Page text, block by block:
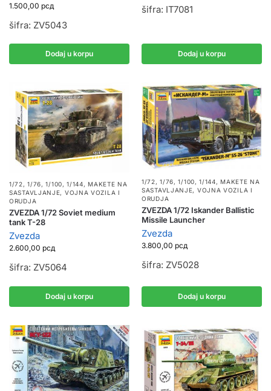
1.500,00 рсд
šifra: ZV5043
Dodaj u korpu
šifra: IT7081
Dodaj u korpu
1/72, 1/76, 1/100, 1/144, MAKETE NA
SASTAVLJANJE, VOJNA VOZILA I
ORUDJA
ZVEZDA 1/72 Soviet medium
tank T-28
Zvezda
2.600,00 рсд
šifra: ZV5064
Dodaj u korpu
1/72, 1/76, 1/100, 1/144, MAKETE NA
SASTAVLJANJE, VOJNA VOZILA I
ORUDJA
ZVEZDA 1/72 Iskander Ballistic
Missile Launcher
Zvezda
3.800,00 рсд
šifra: ZV5028
Dodaj u korpu